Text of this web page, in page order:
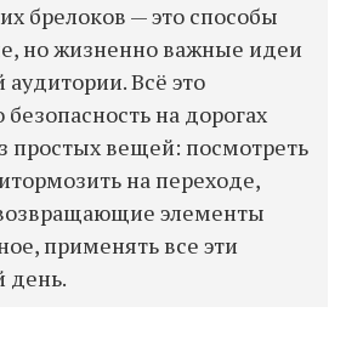
брелоков — это способы
но жизненно важные идеи
Всё это
на дорогах
простых вещей: посмотреть
на переходе,
элементы
применять все эти
день.